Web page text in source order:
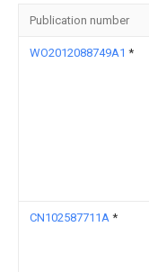
Publication number
WO2012088749A1 *
CN102587711A *